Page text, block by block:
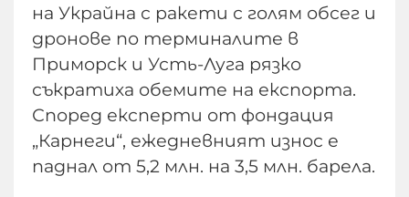
на Украйна с ракети с голям обсег и
дронове по терминалите в
Приморск и Усть-Луга рязко
съкратиха обемите на експорта.
Според експерти от фондация
„Карнеги“, ежедневният износ е
паднал от 5,2 млн. на 3,5 млн. барела.